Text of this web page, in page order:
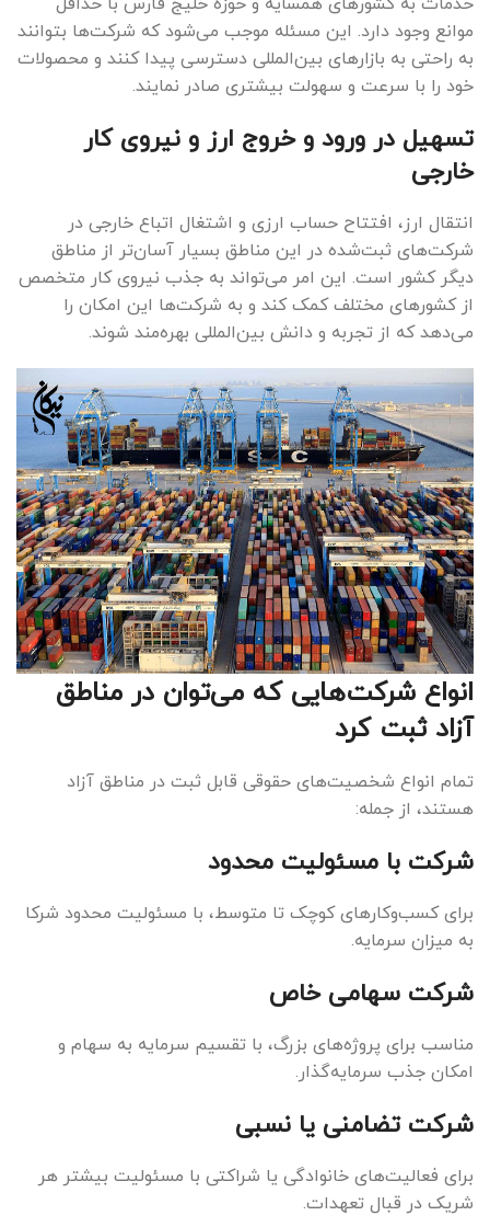
موانع وجود دارد. این مسئله موجب می‌شود که شرکت‌ها بتوانند
به راحتی به بازارهای بین‌المللی دسترسی پیدا کنند و محصولات
خود را با سرعت و سهولت بیشتری صادر نمایند.
تسهیل در ورود و خروج ارز و نیروی کار
خارجی
انتقال ارز، افتتاح حساب ارزی و اشتغال اتباع خارجی در
شرکت‌های ثبت‌شده در این مناطق بسیار آسان‌تر از مناطق
دیگر کشور است. این امر می‌تواند به جذب نیروی کار متخصص
از کشورهای مختلف کمک کند و به شرکت‌ها این امکان را
می‌دهد که از تجربه و دانش بین‌المللی بهره‌مند شوند.
انواع شرکت‌هایی که می‌توان در مناطق
آزاد ثبت کرد
تمام انواع شخصیت‌های حقوقی قابل ثبت در مناطق آزاد
هستند، از جمله:
شرکت با مسئولیت محدود
برای کسب‌وکارهای کوچک تا متوسط، با مسئولیت محدود شرکا
به میزان سرمایه.
شرکت سهامی خاص
مناسب برای پروژه‌های بزرگ، با تقسیم سرمایه به سهام و
امکان جذب سرمایه‌گذار.
شرکت تضامنی یا نسبی
برای فعالیت‌های خانوادگی یا شراکتی با مسئولیت بیشتر هر
شریک در قبال تعهدات.